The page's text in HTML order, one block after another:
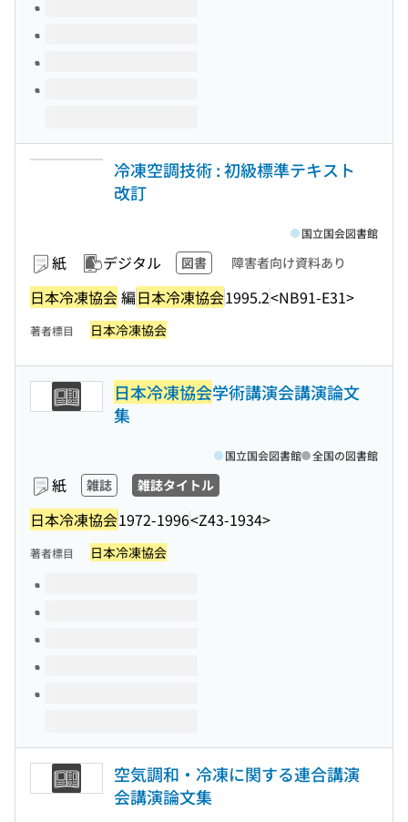
冷凍空調技術 : 初級標準テキスト
改訂
紙 デジタル 図書 障害者向け資料あり
日本冷凍協会編日本冷凍協会1995.2<NB91-E31>
国立国会図書館
著者標目 日本冷凍協会
日本冷凍協会学術講演会講演論文
集
紙 雑誌 雑誌タイトル
日本冷凍協会1972-1996<Z43-1934>
国立国会図書館 全国の図書館
著者標目 日本冷凍協会
このタイトルの巻号
空気調和・冷凍に関する連合講演
会講演論文集